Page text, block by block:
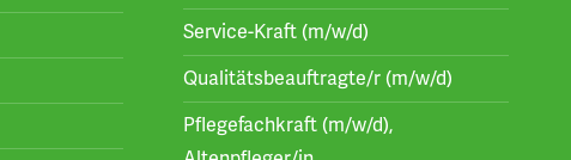
Service-Kraft (m/w/d)
Qualitätsbeauftragte/r (m/w/d)
Pflegefachkraft (m/w/d),